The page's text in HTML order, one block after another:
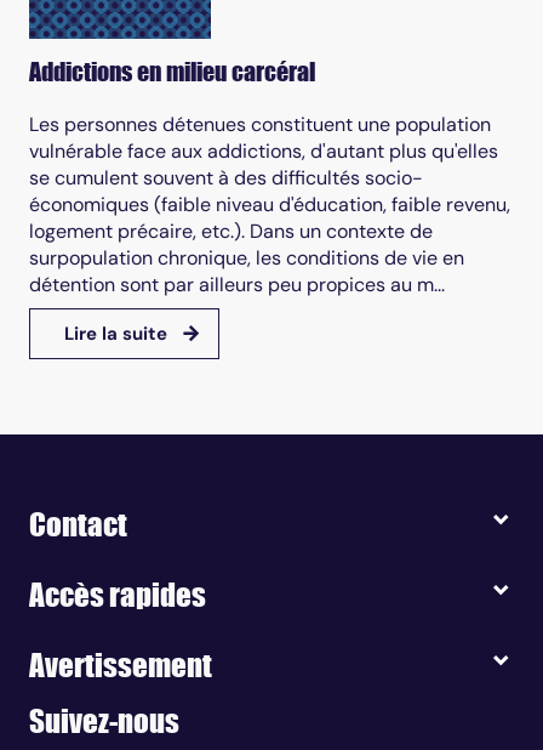
Addictions en milieu carcéral
Les personnes détenues constituent une population
vulnérable face aux addictions, d'autant plus qu'elles
se cumulent souvent à des difficultés socio-
économiques (faible niveau d'éducation, faible revenu,
logement précaire, etc.). Dans un contexte de
surpopulation chronique, les conditions de vie en
détention sont par ailleurs peu propices au m...
Lire la suite
Contact
Accès rapides
Avertissement
Suivez-nous